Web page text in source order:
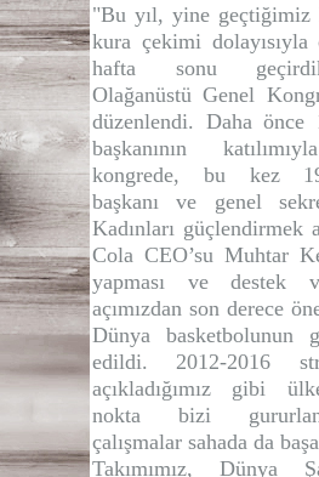
"Bu yıl, yine geçtiğimiz
kura çekimi
hafta sonu
Olağanüstü Genel
düzenlendi. Daha önce
başkanının
kongrede, bu kez
başkanı ve genel
Kadınları güçlendirmek
Cola CEO’su Muhtar
yapması ve destek
açımızdan son derece
Dünya basketbolunun
edildi. 2012-2016
açıkladığımız gibi
nokta bizi
çalışmalar sahada da
Takımımız, Dünya